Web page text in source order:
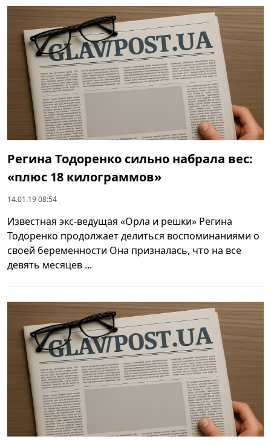
Регина Тодоренко сильно набрала вес:
«плюс 18 килограммов»
14.01.19 08:54
Известная экс-ведущая «Орла и решки» Регина
Тодоренко продолжает делиться воспоминаниями о
своей беременности Она призналась, что на все
девять месяцев ...